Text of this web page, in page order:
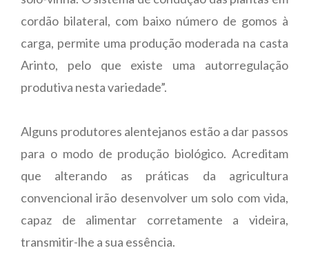
cordão bilateral, com baixo número de gomos à
carga, permite uma produção moderada na casta
Arinto, pelo que existe uma autorregulação
produtiva nesta variedade”.
Alguns produtores alentejanos estão a dar passos
para o modo de produção biológico. Acreditam
que alterando as práticas da agricultura
convencional irão desenvolver um solo com vida,
capaz de alimentar corretamente a videira,
transmitir-lhe a sua essência.